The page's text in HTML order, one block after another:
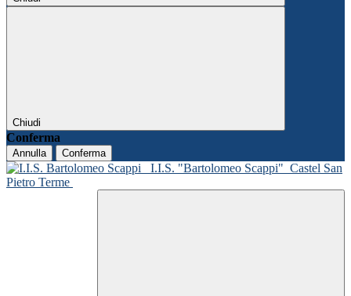
Chiudi
Conferma
Annulla Conferma
I.I.S. "Bartolomeo Scappi" Castel San
Pietro Terme